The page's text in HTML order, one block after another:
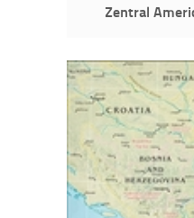
Zentral